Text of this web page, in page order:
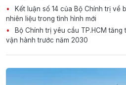
Kết luận số 14 của Bộ Chính trị về
nhiên liệu trong tình hình mới
Bộ Chính trị yêu cầu TP.HCM
vận hành trước năm 2030